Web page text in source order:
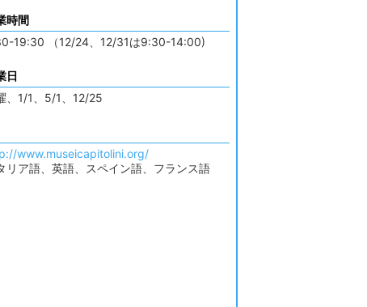
時間
19:30 （12/24、12/31は9:30-14:00)
日
、1/1、5/1、12/25
www.museicapitolini.org/
リア語、英語、スペイン語、フランス語